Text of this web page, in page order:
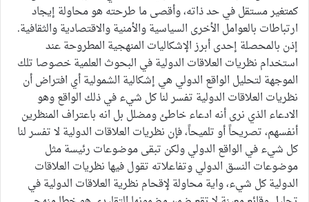
كمتغير مستقل في حد ذاته، وأقصى ما طرحته هو محاولة إيجاد
ارتباطات بالعوامل الأخرى السياسية والأمنية والاقتصادية والثقافية.
إذن بالمحصلة إحدى أبرز الإشكاليات المنهجية المطروحة عند
استخدام نظريات العلاقات الدولية في البحوث العلمية خصوصا تلك
الموجهة لتحليل الواقع الدولي هي إشكالية الشمولية أي افتراض أن
نظريات العلاقات الدولية تفسر لنا كل شيء في ذلك الواقع وهو
الادعاء الذي نرى أنه ادعاء خاطئ ومضلل بل انه باعتراف المنظرين
أنفسهم، تصريحاً أو تلميحاً، فإن نظريات العلاقات الدولية لا تفسر لنا
كل شيء في الواقع الدولي ولكن تبقى موضوعات رئيسة مثل
موضوعات النسق الدولي وتفاعلاته تقول فيها نظريات العلاقات
الدولية كل شيء، واية محاولة لإقحام نظرية العلاقات الدولية في